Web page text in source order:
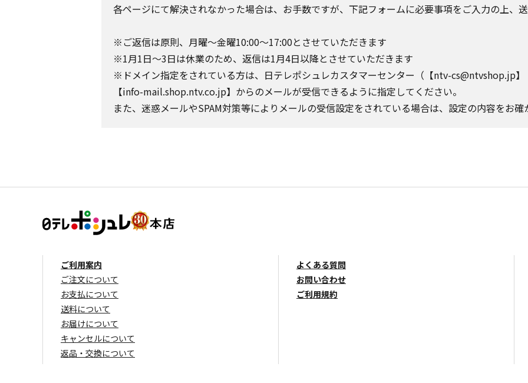
各ページにて解決されなかった場合は、お手数ですが、下記フォームに必要事項をご入力の上、
※ご返信は原則、月曜～金曜10:00～17:00とさせていただきます
※1月1日～3日は休業のため、返信は1月4日以降とさせていただきます
※ドメイン指定をされている方は、日テレポシュレカスタマーセンター（【ntv-cs@ntvshop.jp
【info-mail.shop.ntv.co.jp】からのメールが受信できるように指定してください。
また、迷惑メールやSPAM対策等によりメールの受信設定をされている場合は、設定の内容をお
ご利用案内
ご注文について
お支払について
送料について
お届けについて
キャンセルについて
返品・交換について
よくある質問
お問い合わせ
ご利用規約